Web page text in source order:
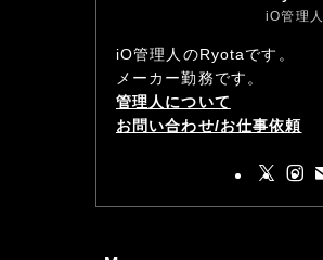
iO管理人
iO管理人のRyotaです。
メーカー勤務です。
管理人について
お問い合わせ/お仕事依頼